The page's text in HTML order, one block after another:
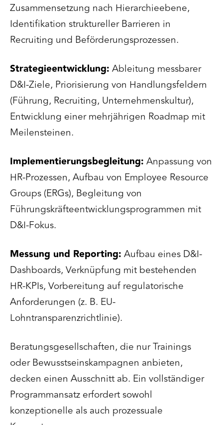
Zusammensetzung nach Hierarchieebene,
Identifikation struktureller Barrieren in
Recruiting und Beförderungsprozessen.
Strategieentwicklung: Ableitung messbarer
D&I-Ziele, Priorisierung von Handlungsfeldern
(Führung, Recruiting, Unternehmenskultur),
Entwicklung einer mehrjährigen Roadmap mit
Meilensteinen.
Implementierungsbegleitung: Anpassung von
HR-Prozessen, Aufbau von Employee Resource
Groups (ERGs), Begleitung von
Führungskräfteentwicklungsprogrammen mit
D&I-Fokus.
Messung und Reporting: Aufbau eines D&I-
Dashboards, Verknüpfung mit bestehenden
HR-KPIs, Vorbereitung auf regulatorische
Anforderungen (z. B. EU-
Lohntransparenzrichtlinie).
Beratungsgesellschaften, die nur Trainings
oder Bewusstseinskampagnen anbieten,
decken einen Ausschnitt ab. Ein vollständiger
Programmansatz erfordert sowohl
konzeptionelle als auch prozessuale